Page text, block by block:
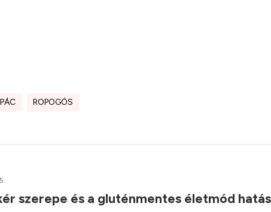
PÁC ROPOGÓS
szerepe és a gluténmentes életmód